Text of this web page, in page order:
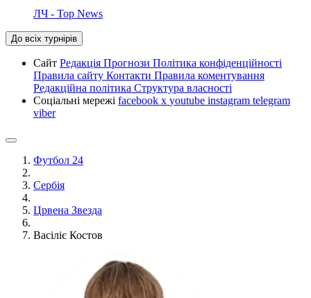
ЛЧ - Top News
До всіх турнірів
Сайт Редакція Прогнози Політика конфіденційності
Правила сайту Контакти Правила коментування
Редакційна політика Структура власності
Соціальні мережі facebook x youtube instagram telegram
viber
Футбол 24
Сербія
Црвена Звезда
Васіліє Костов